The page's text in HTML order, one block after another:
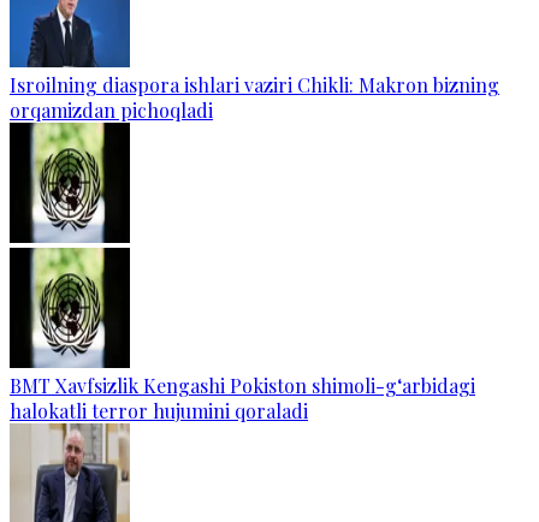
Isroilning diaspora ishlari vaziri Chikli: Makron bizning
orqamizdan pichoqladi
BMT Xavfsizlik Kengashi Pokiston shimoli-g‘arbidagi
halokatli terror hujumini qoraladi